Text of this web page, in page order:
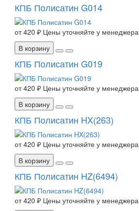
КПБ Полисатин G014
от 420 ₽ Цены уточняйте у менеджера
В корзину
КПБ Полисатин G019
от 420 ₽ Цены уточняйте у менеджера
В корзину
КПБ Полисатин HX(263)
от 420 ₽ Цены уточняйте у менеджера
В корзину
КПБ Полисатин HZ(6494)
от 420 ₽ Цены уточняйте у менеджера